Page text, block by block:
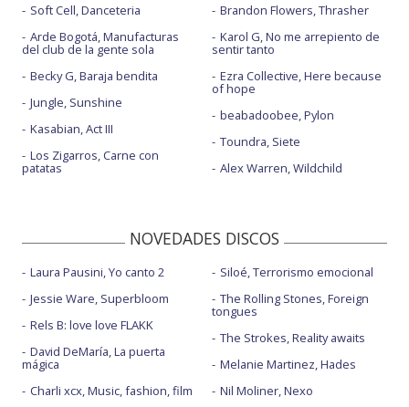
Soft Cell, Danceteria
Arde Bogotá, Manufacturas
del club de la gente sola
Becky G, Baraja bendita
Jungle, Sunshine
Kasabian, Act III
Los Zigarros, Carne con
patatas
Brandon Flowers, Thrasher
Karol G, No me arrepiento de
sentir tanto
Ezra Collective, Here because
of hope
beabadoobee, Pylon
Toundra, Siete
Alex Warren, Wildchild
NOVEDADES DISCOS
Laura Pausini, Yo canto 2
Jessie Ware, Superbloom
Rels B: love love FLAKK
David DeMaría, La puerta
mágica
Charli xcx, Music, fashion, film
Siloé, Terrorismo emocional
The Rolling Stones, Foreign
tongues
The Strokes, Reality awaits
Melanie Martinez, Hades
Nil Moliner, Nexo